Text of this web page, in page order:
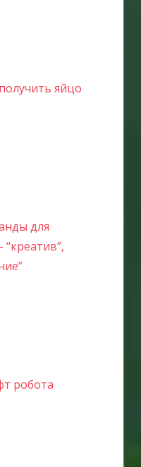
яйцо
для
робота